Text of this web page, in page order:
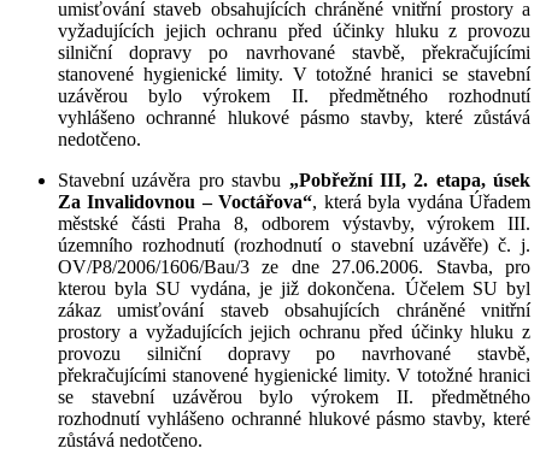
umisťování staveb obsahujících chráněné vnitřní prostory a
vyžadujících jejich ochranu před účinky hluku z provozu
silniční dopravy po navrhované stavbě, překračujícími
stanovené hygienické limity. V totožné hranici se stavební
uzávěrou bylo výrokem II. předmětného rozhodnutí
vyhlášeno ochranné hlukové pásmo stavby, které zůstává
nedotčeno.
Stavební uzávěra pro stavbu „Pobřežní III, 2. etapa, úsek
Za Invalidovnou – Voctářova“, která byla vydána Úřadem
městské části Praha 8, odborem výstavby, výrokem III.
územního rozhodnutí (rozhodnutí o stavební uzávěře) č. j.
OV/P8/2006/1606/Bau/3 ze dne 27.06.2006. Stavba, pro
kterou byla SU vydána, je již dokončena. Účelem SU byl
zákaz umisťování staveb obsahujících chráněné vnitřní
prostory a vyžadujících jejich ochranu před účinky hluku z
provozu silniční dopravy po navrhované stavbě,
překračujícími stanovené hygienické limity. V totožné hranici
se stavební uzávěrou bylo výrokem II. předmětného
rozhodnutí vyhlášeno ochranné hlukové pásmo stavby, které
zůstává nedotčeno.